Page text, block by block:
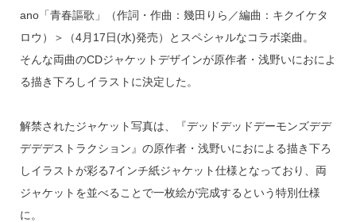
ano「青春謳歌」（作詞・作曲：幾田りら／編曲：キクイケタ
ロウ）＞（4月17日(水)発売）とスペシャルなコラボ楽曲。
そんな両曲のCDジャケットデザインが原作者・浅野いにおによ
る描き下ろしイラストに決定した。
解禁されたジャケット写真は、『デッドデッドデーモンズデデ
デデデストラクション』の原作者・浅野いにおによる描き下ろ
しイラストが彩る7インチ紙ジャケット仕様となっており、両
ジャケットを並べることで一枚絵が完成するという特別仕様
に。